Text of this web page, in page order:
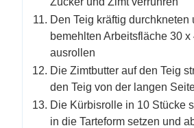
Den Teig kräftig durchkneten
bemehlten Arbeitsfläche 30 x
ausrollen
Die Zimtbutter auf den Teig
den Teig von der langen
Die Kürbisrolle in 10 Stücke
in die Tarteform setzen und